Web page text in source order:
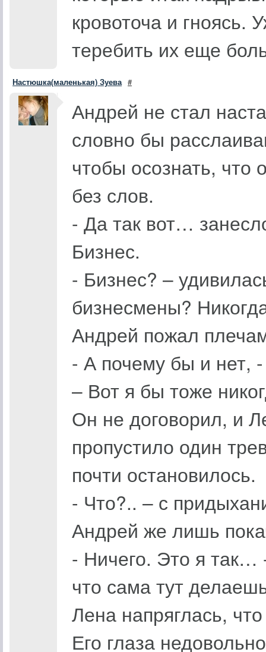
кровоточа и гноясь.
теребить их еще
Настюшка(маленькая) Зуева #
Андрей не стал
словно бы
чтобы осознать, что
без слов.
- Да так вот…
Бизнес.
- Бизнес? –
бизнесмены?
Андрей пожал
- А почему бы и нет,
– Вот я бы тоже
Он не договорил, и
пропустило один
почти остановилось.
- Что?.. – с
Андрей же лишь
- Ничего. Это я
что сама тут
Лена напряглась,
Его глаза